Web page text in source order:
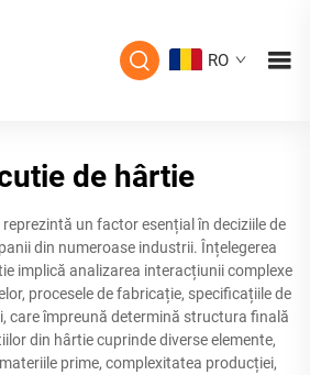
RO
de hârtie
un factor esențial în deciziile de
din numeroase industrii. Înțelegerea
implică analizarea interacțiunii complexe
procesele de fabricație, specificațiile de
care împreună determină structura finală
din hârtie cuprinde diverse elemente,
prime, complexitatea producției,